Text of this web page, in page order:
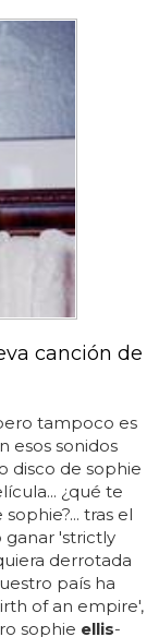
canción de
tampoco es
esos sonidos
disco de sophie
¿qué te
tras el
ganar 'strictly
derrotada
país ha
of an empire',
sophie ellis-